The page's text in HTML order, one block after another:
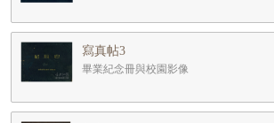
寫真帖3
畢業紀念冊與校園影像